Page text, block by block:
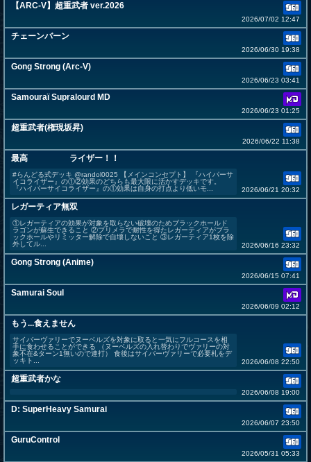
【ARC-V】超重武者 ver.2026
2026/07/02 12:47
チェーンバーン
2026/06/30 19:38
Gong Strong (Arc-V)
2026/06/23 03:41
Samouraï Supralourd MD
2026/06/23 01:25
超重武者(権現坂昇)
2026/06/22 11:38
最高 ライザー！！
#らんどる式デッキ @randol0025 【メインコンセプト】 『ハイパーサ
イコライザー』の①②効果のどちらも最大限に活かすデッキです。
『ハイパーサイコライザー』の①効果は自身の打点より低いモ...
2026/06/21 20:32
レガーティア無双
①レガーティアの効果が対象を取らない破壊のためブラックホールド
ラゴンが蘇生できること ②プリメラで耐性を得たレガーティアがブラ
ックホールやリミッター解除で自壊しないこと ③レガーティア1枚を除
外してル...
2026/06/16 23:32
Gong Strong (Anime)
2026/06/15 07:41
Samurai Soul
2026/06/09 02:12
もう...食えません
サイバーヴァリーでヌーベルズを対象に取ると一気にフルコースを相
手に食わせることができる （ヌーベルズの入れ替わりでヴァリーの対
象不在&ターン1無いので連打） 食後はサイバーヴァリーで必要札をデ
ッキト...
2026/06/08 22:50
超重武者かな
2026/06/08 19:00
D: SuperHeavy Samurai
2026/06/07 23:50
GuruControl
2026/05/31 05:33